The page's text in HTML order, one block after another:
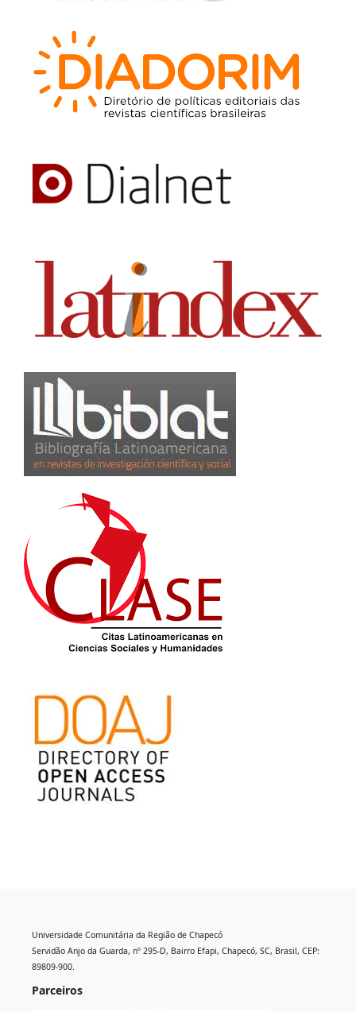
Universidade Comunitária da Região de Chapecó
Servidão Anjo da Guarda, nº 295-D, Bairro Efapi, Chapecó, SC, Brasil, CEP:
89809-900.
Parceiros